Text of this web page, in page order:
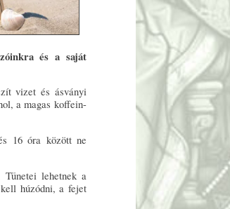
és a saját
vizet és ásványi
a magas koffein-
16 óra között ne
Tünetei lehetnek a
húzódni, a fejet